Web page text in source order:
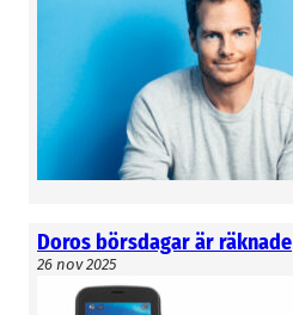
Doros börsdagar är räknade
26 nov 2025